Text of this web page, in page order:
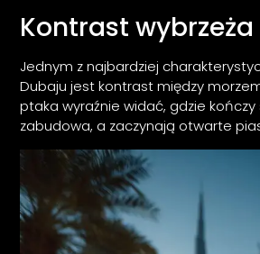
Kontrast
Jednym z najbardziej
Dubaju jest kontrast między
ptaka wyraźnie widać, gdzie kończy
zabudowa, a zaczynają otwarte